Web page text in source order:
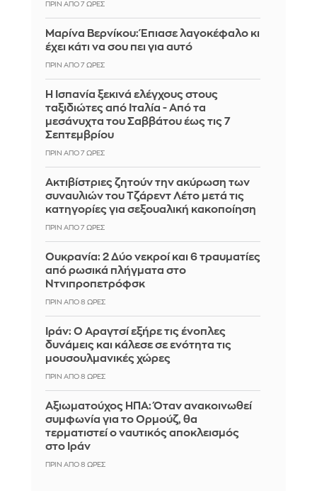
ΠΡΙΝ ΑΠΌ 7 ΏΡΕΣ
Μαρίνα Βερνίκου: Έπιασε λαγοκέφαλο κι
έχει κάτι να σου πει για αυτό
ΠΡΙΝ ΑΠΌ 7 ΏΡΕΣ
Η Ισπανία ξεκινά ελέγχους στους
ταξιδιώτες από Ιταλία - Από τα
μεσάνυχτα του Σαββάτου έως τις 7
Σεπτεμβρίου
ΠΡΙΝ ΑΠΌ 7 ΏΡΕΣ
Ακτιβίστριες ζητούν την ακύρωση των
συναυλιών του Τζάρεντ Λέτο μετά τις
κατηγορίες για σεξουαλική κακοποίηση
ΠΡΙΝ ΑΠΌ 7 ΏΡΕΣ
Ουκρανία: 2 Δύο νεκροί και 6 τραυματίες
από ρωσικά πλήγματα στο
Ντνιπροπετρόφσκ
ΠΡΙΝ ΑΠΌ 8 ΏΡΕΣ
Ιράν: Ο Αραγτσί εξήρε τις ένοπλες
δυνάμεις και κάλεσε σε ενότητα τις
μουσουλμανικές χώρες
ΠΡΙΝ ΑΠΌ 8 ΏΡΕΣ
Αξιωματούχος ΗΠΑ: Όταν ανακοινωθεί
συμφωνία για το Ορμούζ, θα
τερματιστεί ο ναυτικός αποκλεισμός
στο Ιράν
ΠΡΙΝ ΑΠΌ 8 ΏΡΕΣ